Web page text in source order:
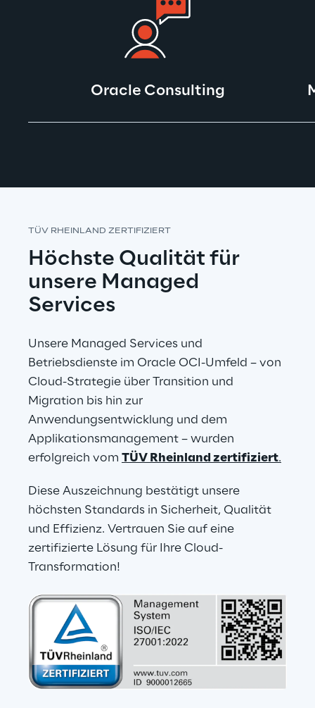
Oracle Consulting
TÜV RHEINLAND ZERTIFIZIERT
Höchste Qualität für
unsere Managed
Services
Unsere Managed Services und
Betriebsdienste im Oracle OCI-Umfeld – von
Cloud-Strategie über Transition und
Migration bis hin zur
Anwendungsentwicklung und dem
Applikationsmanagement – wurden
erfolgreich vom TÜV Rheinland zertifiziert.
Diese Auszeichnung bestätigt unsere
höchsten Standards in Sicherheit, Qualität
und Effizienz. Vertrauen Sie auf eine
zertifizierte Lösung für Ihre Cloud-
Transformation!